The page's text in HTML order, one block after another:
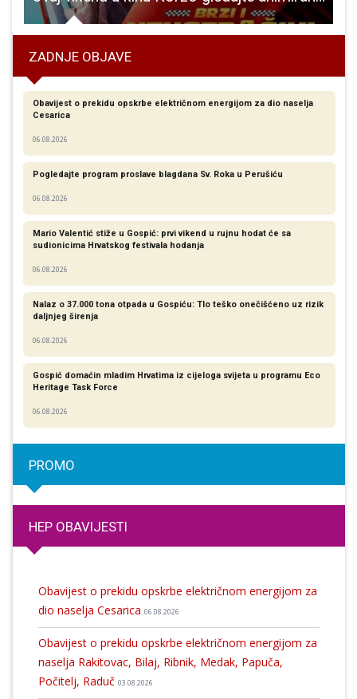
ZADNJE OBJAVE
Obavijest o prekidu opskrbe električnom energijom za dio naselja
Cesarica
06.08.2026
Pogledajte program proslave blagdana Sv. Roka u Perušiću
06.08.2026
Mario Valentić stiže u Gospić: prvi vikend u rujnu hodat će sa
sudionicima Hrvatskog festivala hodanja
06.08.2026
Nalaz o 37.000 tona otpada u Gospiću: Tlo teško onečišćeno uz rizik
daljnjeg širenja
06.08.2026
Gospić domaćin mladim Hrvatima iz cijeloga svijeta u programu Eco
Heritage Task Force
06.08.2026
PROMO
HEP OBAVIJESTI
Obavijest o prekidu opskrbe električnom energijom za
dio naselja Cesarica 06.08.2026
Obavijest o prekidu opskrbe električnom energijom za
naselja Rakitovac, Bilaj, Ribnik, Medak, Papuča,
Počitelj, Raduč 03.08.2026